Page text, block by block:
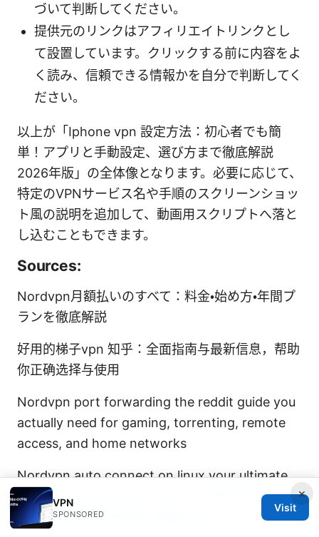
づいて判断してください。
提供元のリンクはアフィリエイトリンクとし
て設置しています。クリックする前に内容をよ
く読み、信頼できる情報かを自分で判断してく
ださい。
以上が「Iphone vpn 設定方法：初心者でも簡
単！アプリと手動設定、選び方まで徹底解説
2026年版」の全体像となります。必要に応じて、
特定のVPNサービス名や手順のスクリーンショッ
ト風の説明を追加して、動画用スクリプトへ落と
し込むこともできます。
Sources:
Nordvpn月額払いのすべて：料金・始め方・年間プ
ランを徹底解説
好用的梯子vpn 知乎：全面指南与最新信息，帮助
你正确选择与使用
Nordvpn port forwarding the reddit guide you
actually need for gaming, torrenting, remote
access, and home networks
Nordvpn auto connect on linux your ultimate
guideWindows vpn パスワード 表示方法：保存
された接続情報を安全に確認する
×
VPN
SPONSORED
Visit